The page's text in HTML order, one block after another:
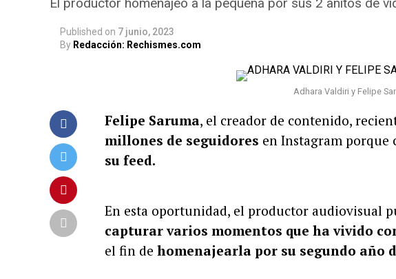
Published on 7 junio, 2023
By Redacción: Rechismes.com
Adhara Valdiri y Felipe
Felipe Saruma, el creador de contenido,
millones de seguidores en Instagram porque
su feed.
En esta oportunidad, el productor audiovisual
capturar varios momentos que ha vivido
el fin de homenajearla por su segundo año